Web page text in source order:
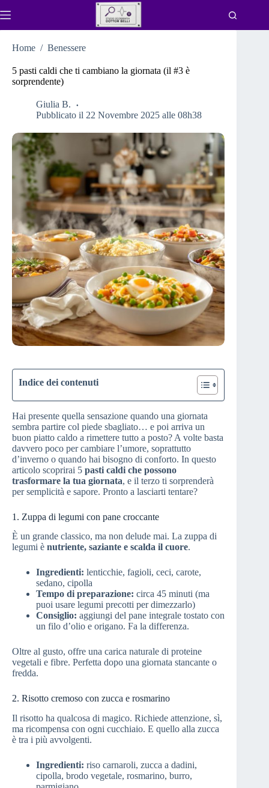
al
Home / Benessere
5 pasti caldi che ti cambiano la giornata (il #3 è
sorprendente)
Giulia B.
Pubblicato il 22 Novembre 2025 alle 08h38
Indice dei contenuti
Hai presente quella sensazione quando una giornata
sembra partire col piede sbagliato… e poi arriva un
buon piatto caldo a rimettere tutto a posto? A volte basta
davvero poco per cambiare l’umore, soprattutto
d’inverno o quando hai bisogno di conforto. In questo
articolo scoprirai 5 pasti caldi che possono
trasformare la tua giornata, e il terzo ti sorprenderà
per semplicità e sapore. Pronto a lasciarti tentare?
1. Zuppa di legumi con pane croccante
È un grande classico, ma non delude mai. La zuppa di
legumi è nutriente, saziante e scalda il cuore.
Ingredienti: lenticchie, fagioli, ceci, carote,
sedano, cipolla
Tempo di preparazione: circa 45 minuti (ma
puoi usare legumi precotti per dimezzarlo)
Consiglio: aggiungi del pane integrale tostato con
un filo d’olio e origano. Fa la differenza.
Oltre al gusto, offre una carica naturale di proteine
vegetali e fibre. Perfetta dopo una giornata stancante o
fredda.
2. Risotto cremoso con zucca e rosmarino
Il risotto ha qualcosa di magico. Richiede attenzione, sì,
ma ricompensa con ogni cucchiaio. E quello alla zucca
è tra i più avvolgenti.
Ingredienti: riso carnaroli, zucca a dadini,
cipolla, brodo vegetale, rosmarino, burro,